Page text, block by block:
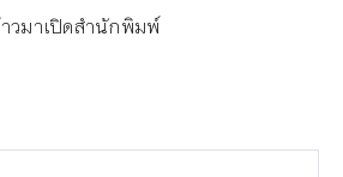
วมาเปิดสำนักพิมพ์